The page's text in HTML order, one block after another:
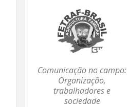
Comunicação no campo:
Organização,
trabalhadores e
sociedade